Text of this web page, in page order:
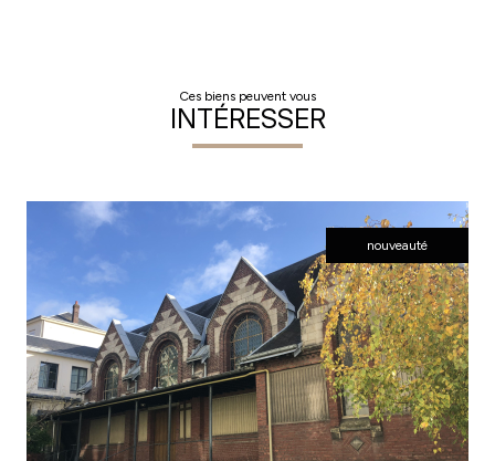
Ces biens peuvent vous
INTÉRESSER
nouveauté
voir le bien